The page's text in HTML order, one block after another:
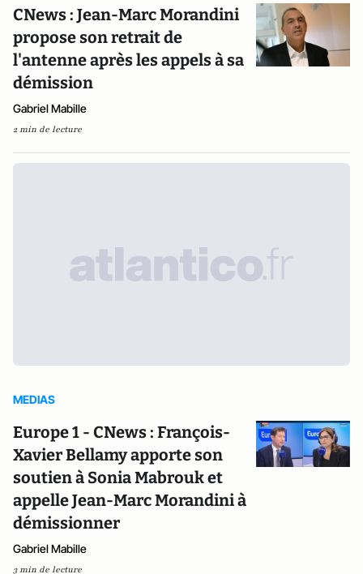
CNews : Jean-Marc Morandini
propose son retrait de
l'antenne après les appels à sa
démission
Gabriel Mabille
2 min de lecture
MEDIAS
Europe 1 - CNews : François-
Xavier Bellamy apporte son
soutien à Sonia Mabrouk et
appelle Jean-Marc Morandini à
démissionner
Gabriel Mabille
3 min de lecture